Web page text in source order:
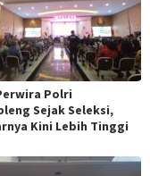
Polri
Sejak Seleksi,
Kini Lebih Tinggi